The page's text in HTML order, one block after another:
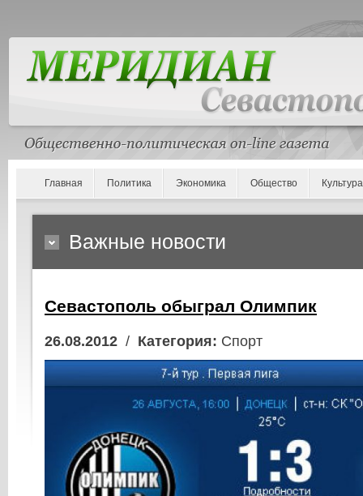
Главная Политика Экономика Общество Культура
Важные новости
Севастополь обыграл Олимпик
26.08.2012 / Категория: Спорт